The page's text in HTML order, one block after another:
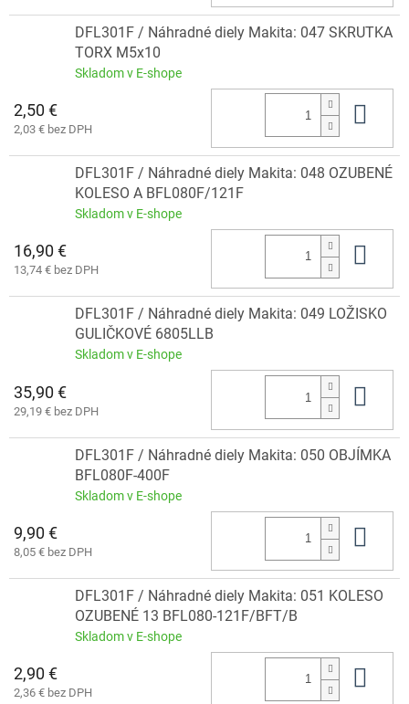
DFL301F / Náhradné diely Makita: 047 SKRUTKA
TORX M5x10
Skladom v E-shope
2,50 €
2,03 € bez DPH
DFL301F / Náhradné diely Makita: 048 OZUBENÉ
KOLESO A BFL080F/121F
Skladom v E-shope
16,90 €
13,74 € bez DPH
DFL301F / Náhradné diely Makita: 049 LOŽISKO
GULIČKOVÉ 6805LLB
Skladom v E-shope
35,90 €
29,19 € bez DPH
DFL301F / Náhradné diely Makita: 050 OBJÍMKA
BFL080F-400F
Skladom v E-shope
9,90 €
8,05 € bez DPH
DFL301F / Náhradné diely Makita: 051 KOLESO
OZUBENÉ 13 BFL080-121F/BFT/B
Skladom v E-shope
2,90 €
2,36 € bez DPH